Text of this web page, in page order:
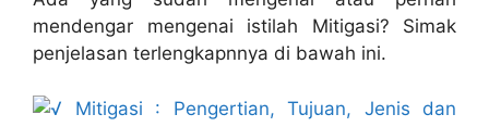
mendengar mengenai istilah Mitigasi? Simak
penjelasan terlengkapnnya di bawah ini.